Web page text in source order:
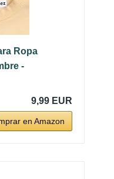
Ropa
-
9,99 EUR
en Amazon